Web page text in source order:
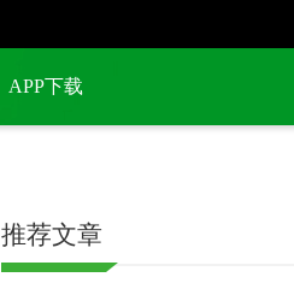
APP下载
推荐文章